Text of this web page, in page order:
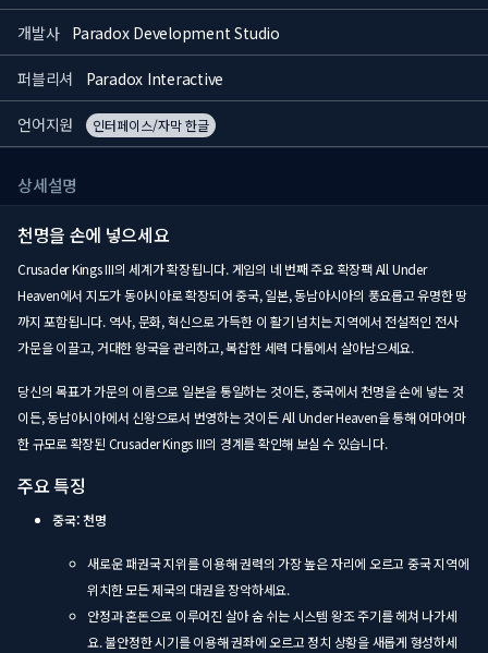
개발사 Paradox Development Studio
퍼블리셔 Paradox Interactive
언어지원 인터페이스/자막 한글
상세설명
천명을 손에 넣으세요
Crusader Kings III의 세계가 확장됩니다. 게임의 네 번째 주요 확장팩 All Under
Heaven에서 지도가 동아시아로 확장되어 중국, 일본, 동남아시아의 풍요롭고 유명한 땅
까지 포함됩니다. 역사, 문화, 혁신으로 가득한 이 활기 넘치는 지역에서 전설적인 전사
가문을 이끌고, 거대한 왕국을 관리하고, 복잡한 세력 다툼에서 살아남으세요.
당신의 목표가 가문의 이름으로 일본을 통일하는 것이든, 중국에서 천명을 손에 넣는 것
이든, 동남아시아에서 신왕으로서 번영하는 것이든 All Under Heaven을 통해 어마어마
한 규모로 확장된 Crusader Kings III의 경계를 확인해 보실 수 있습니다.
주요 특징
중국: 천명
새로운 패권국 지위를 이용해 권력의 가장 높은 자리에 오르고 중국 지역에
위치한 모든 제국의 대권을 장악하세요.
안정과 혼돈으로 이루어진 살아 숨 쉬는 시스템 왕조 주기를 헤쳐 나가세
요. 불안정한 시기를 이용해 권좌에 오르고 정치 상황을 새롭게 형성하세